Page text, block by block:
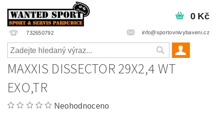
732650792 info@sportovnivybaveni.cz
0 Kč
MAXXIS DISSECTOR 29X2,4 WT
EXO,TR
Neohodnoceno